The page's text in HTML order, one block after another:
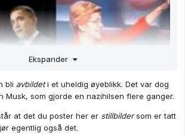
Ekspander
bli avbildeti et uheldig øyeblikk. Det var dog
Musk, som gjorde en nazihilsen flere ganger.
at det du poster her er stillbildersom er tatt
egentlig også det.